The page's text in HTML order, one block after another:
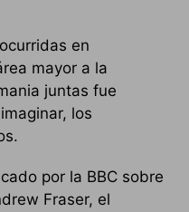
en
mayor a la
juntas fue
los
por la BBC sobre
Fraser, el